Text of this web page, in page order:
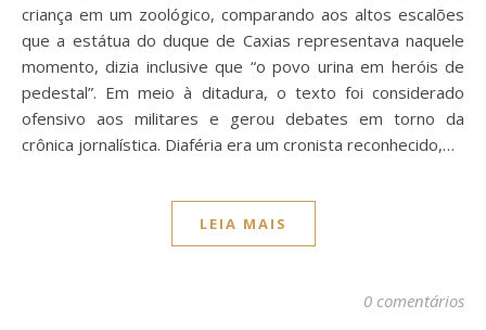
criança em um zoológico, comparando aos altos escalões
que a estátua do duque de Caxias representava naquele
momento, dizia inclusive que “o povo urina em heróis de
pedestal”. Em meio à ditadura, o texto foi considerado
ofensivo aos militares e gerou debates em torno da
crônica jornalística. Diaféria era um cronista reconhecido,…
LEIA MAIS
0 comentários